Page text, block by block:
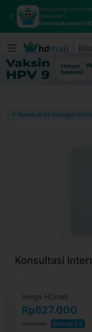
✕
Mau hitung kalori
minum air?
Download aplikasi
← Kembali ke kategori
Konsultasi
Harga HDmall
Rp627.000
Rp660.000 Diskon 5%